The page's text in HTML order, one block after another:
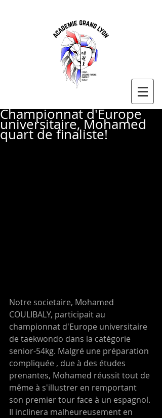
Championnat d'Europe
universitaire, Mohamed
quart de finaliste!
Notre societaire, Mohamed
COULIBALY, participait au
championnat d'Europe universitaire
de taekwondo dans la catégorie
senior-54kg. Malgré une préparation
compliquée , due à des études
prenantes, Mohamed réussit tout de
même à s'illustrer en remportant
son premier tour face à un espagnol.
Il inclinera malheureusement en